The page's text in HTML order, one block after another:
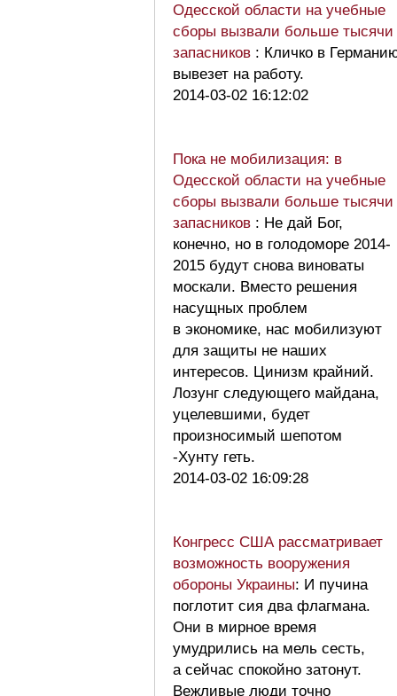
Одесской области на учебные
сборы вызвали больше тысячи
запасников : Кличко в
вывезет на работу.
2014-03-02 16:12:02
Пока не мобилизация: в
Одесской области на учебные
сборы вызвали больше тысячи
запасников : Не дай Бог,
конечно, но в голодоморе 2014-
2015 будут снова виноваты
москали. Вместо решения
насущных проблем
в экономике, нас мобилизуют
для защиты не наших
интересов. Цинизм крайний.
Лозунг следующего майдана,
уцелевшими, будет
произносимый шепотом
-Хунту геть.
2014-03-02 16:09:28
Конгресс США рассматривает
возможность вооружения
обороны Украины: И пучина
поглотит сия два флагмана.
Они в мирное время
умудрились на мель сесть,
а сейчас спокойно затонут.
Вежливые люди точно